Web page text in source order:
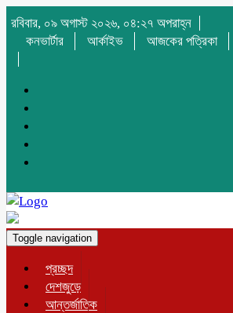
রবিবার, ০৯ অগাস্ট ২০২৬, ০৪:২৭ অপরাহ্ন
কনভার্টার
আর্কাইভ আজকের পত্রিকা
Toggle navigation
প্রচ্ছদ
দেশজুড়ে
আন্তর্জাতিক